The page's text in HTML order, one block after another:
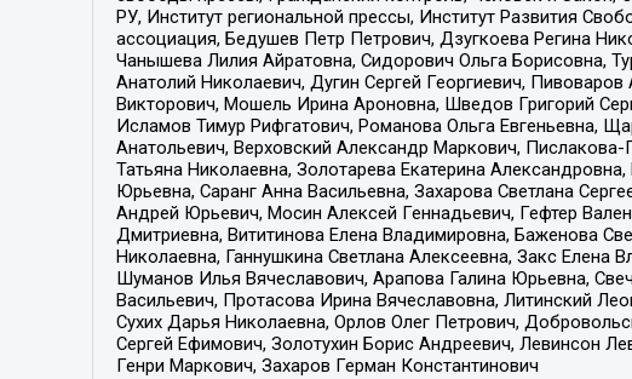
РУ, Институт региональной прессы, Институт Развития
ассоциация, Бедушев Петр Петрович, Дзугкоева Регина
Чанышева Лилия Айратовна, Сидорович Ольга Борисовна,
Анатолий Николаевич, Дугин Сергей Георгиевич,
Викторович, Мошель Ирина Ароновна, Шведов Григорий
Исламов Тимур Рифгатович, Романова Ольга Евгеньевна,
Анатольевич, Верховский Александр Маркович,
Татьяна Николаевна, Золотарева Екатерина
Юрьевна, Саранг Анна Васильевна, Захарова Светлана
Андрей Юрьевич, Мосин Алексей Геннадьевич, Гефтер
Дмитриевна, Вититинова Елена Владимировна, Баженова
Николаевна, Ганнушкина Светлана Алексеевна, Закс
Шуманов Илья Вячеславович, Арапова Галина Юрьевна,
Васильевич, Протасова Ирина Вячеславовна, Литинский
Сухих Дарья Николаевна, Орлов Олег Петрович,
Сергей Ефимович, Золотухин Борис Андреевич, Левинсон
Генри Маркович, Захаров Герман Константинович